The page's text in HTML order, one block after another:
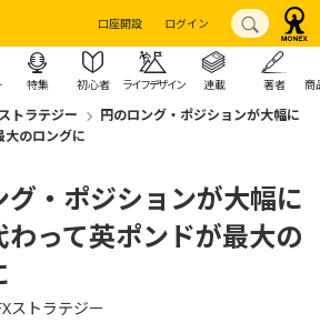
口座開設 ログイン
特集 初心者 ライフデザイン 連載 著者 商
トラテジー
円のロング・ポジションが大幅に
のロングに
グ・ポジションが大幅に
って英ポンドが最大の
ストラテジー